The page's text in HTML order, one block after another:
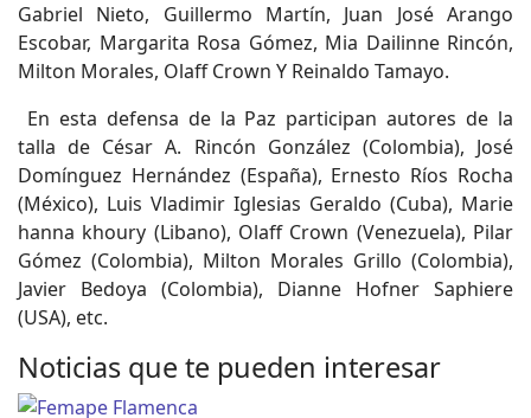
Gabriel Nieto, Guillermo Martín, Juan José Arango
Escobar, Margarita Rosa Gómez, Mia Dailinne Rincón,
Milton Morales, Olaff Crown Y Reinaldo Tamayo.
En esta defensa de la Paz participan autores de la
talla de César A. Rincón González (Colombia), José
Domínguez Hernández (España), Ernesto Ríos Rocha
(México), Luis Vladimir Iglesias Geraldo (Cuba), Marie
hanna khoury (Libano), Olaff Crown (Venezuela), Pilar
Gómez (Colombia), Milton Morales Grillo (Colombia),
Javier Bedoya (Colombia), Dianne Hofner Saphiere
(USA), etc.
Noticias que te pueden interesar